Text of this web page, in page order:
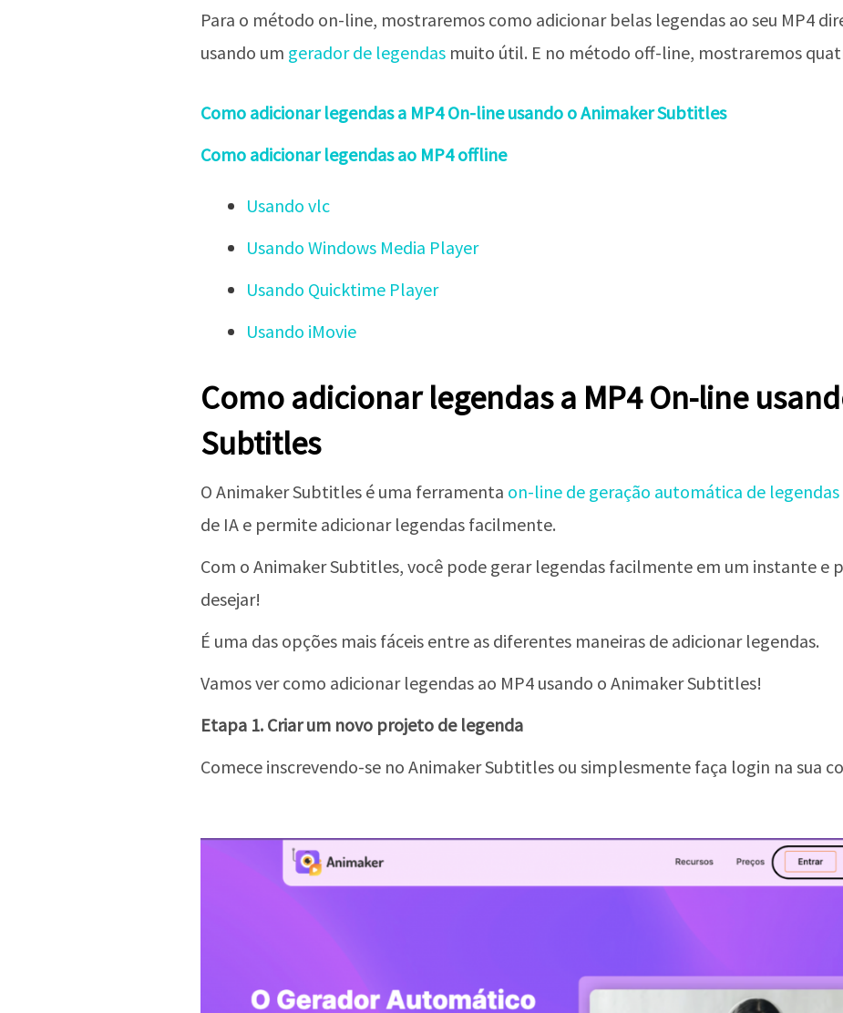
Para o método on-line, mostraremos como adicionar belas legendas ao seu MP4
usando um gerador de legendasmuito útil. E no método off-line, mostraremos
Como adicionar legendas a MP4 On-line usando o Animaker Subtitles
Como adicionar legendas ao MP4 offline
Usando vlc
Usando Windows Media Player
Usando Quicktime Player
Usando iMovie
Como adicionar legendas a MP4 On-line
Subtitles
O Animaker Subtitles é uma ferramenta on-line de geração automática de legendas
de IA e permite adicionar legendas facilmente.
Com o Animaker Subtitles, você pode gerar legendas facilmente em um instante e
desejar!
É uma das opções mais fáceis entre as diferentes maneiras de adicionar legendas.
Vamos ver como adicionar legendas ao MP4 usando o Animaker Subtitles!
Etapa 1. Criar um novo projeto de legenda
Comece inscrevendo-se no Animaker Subtitles ou simplesmente faça login na sua